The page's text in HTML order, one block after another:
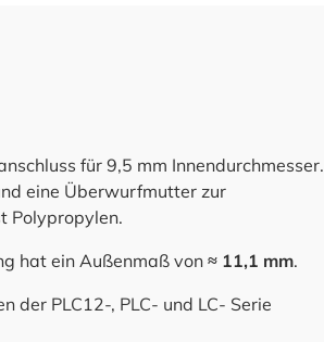
für 9,5 mm Innendurchmesser.
eine Überwurfmutter zur
Polypropylen.
hat ein Außenmaß von ≈ 11,1 mm.
der PLC12-, PLC- und LC- Serie